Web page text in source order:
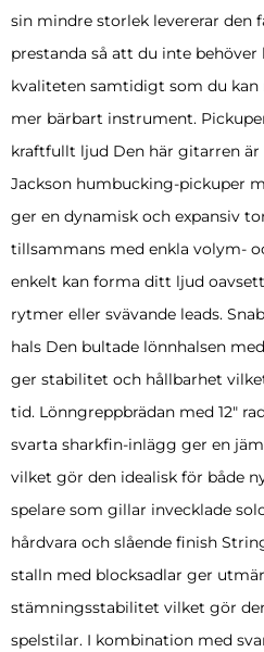
sin mindre storlek levererar den
prestanda så att du inte
kvaliteten samtidigt som du
mer bärbart instrument.
kraftfullt ljud Den här gitarren
Jackson humbucking-pickuper
ger en dynamisk och expansiv
tillsammans med enkla volym-
enkelt kan forma ditt ljud
rytmer eller svävande leads.
hals Den bultade lönnhalsen
ger stabilitet och hållbarhet
tid. Lönngreppbrädan med 12″
svarta sharkfin-inlägg ger en
vilket gör den idealisk för både
spelare som gillar invecklade
hårdvara och slående finish
stalln med blocksadlar ger
stämningsstabilitet vilket gör
spelstilar. I kombination med